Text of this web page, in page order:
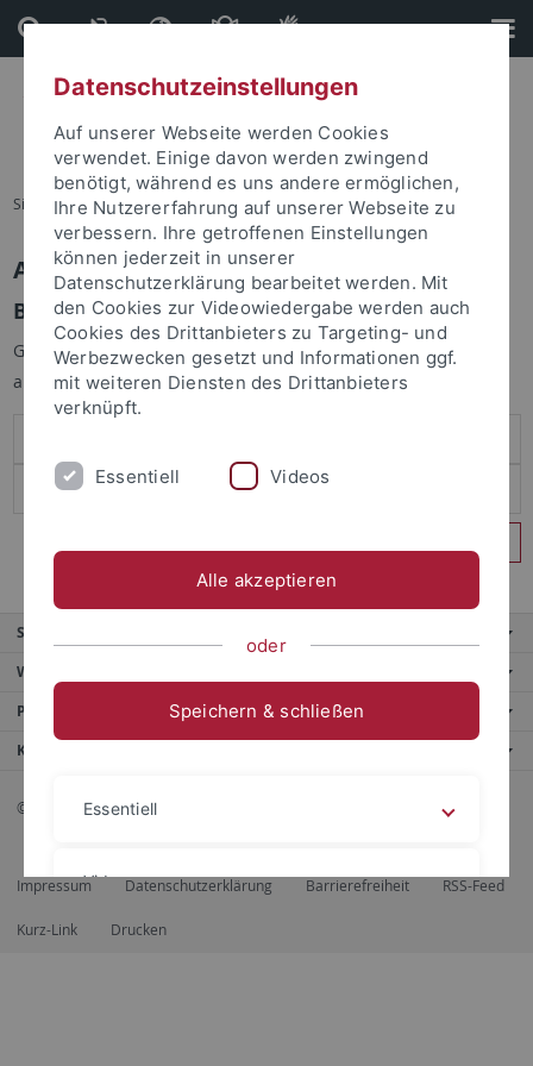
Direkt
zum
Inhalt
Direkt
zur
Fußleiste
Sie sind hier: Startseite
Anmelden
Benutzeranmeldung
Geben Sie Ihren Benutzernamen und Ihr Passwort an um sich
anzumelden:
Service
Weitere Angebote
Portale
Kontaktinfo
© 2026 Eberhard Karls Universität Tübingen, Tübingen
Impressum Datenschutzerklärung Barrierefreiheit RSS-Feed
Kurz-Link Drucken
Datenschutzeinstellungen
Auf unserer Webseite werden Cookies
verwendet. Einige davon werden zwingend
benötigt, während es uns andere ermöglichen,
Ihre Nutzererfahrung auf unserer Webseite zu
verbessern. Ihre getroffenen Einstellungen
können jederzeit in unserer
Datenschutzerklärung bearbeitet werden. Mit
den Cookies zur Videowiedergabe werden auch
Cookies des Drittanbieters zu Targeting- und
Werbezwecken gesetzt und Informationen ggf.
mit weiteren Diensten des Drittanbieters
verknüpft.
Essentiell Videos
Alle akzeptieren
oder
Speichern & schließen
Essentiell
Videos